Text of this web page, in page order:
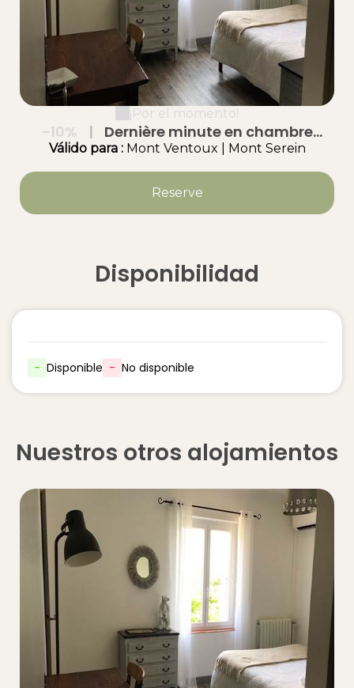
¡Por el momento!
-10% |
d'hôtes 2 nuits minimum
Válido para:Mont Ventoux Mont Serein
Reserve
Disponibilidad
- Disponible - No disponible
Nuestros otros alojamientos